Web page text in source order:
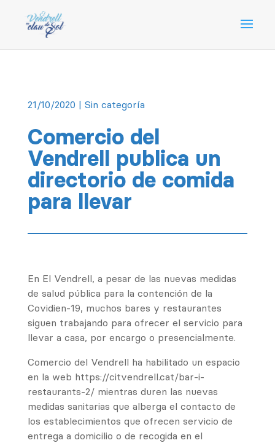
21/10/2020 | Sin categoría
Comercio del
Vendrell publica un
directorio de comida
para llevar
En El Vendrell, a pesar de las nuevas medidas
de salud pública para la contención de la
Covidien-19, muchos bares y restaurantes
siguen trabajando para ofrecer el servicio para
llevar a casa, por encargo o presencialmente.
Comercio del Vendrell ha habilitado un espacio
en la web https://citvendrell.cat/bar-i-
restaurants-2/ mientras duren las nuevas
medidas sanitarias que alberga el contacto de
los establecimientos que ofrecen servicio de
entrega a domicilio o de recogida en el